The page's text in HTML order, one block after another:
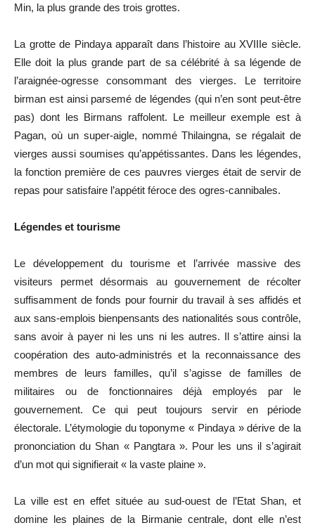
Min, la plus grande des trois grottes.
La grotte de Pindaya apparaît dans l’histoire au XVIIIe siècle.
Elle doit la plus grande part de sa célébrité à sa légende de
l’araignée-ogresse consommant des vierges. Le territoire
birman est ainsi parsemé de légendes (qui n’en sont peut-être
pas) dont les Birmans raffolent. Le meilleur exemple est à
Pagan, où un super-aigle, nommé Thilaingna, se régalait de
vierges aussi soumises qu’appétissantes. Dans les légendes,
la fonction première de ces pauvres vierges était de servir de
repas pour satisfaire l’appétit féroce des ogres-cannibales.
Légendes et tourisme
Le développement du tourisme et l’arrivée massive des
visiteurs permet désormais au gouvernement de récolter
suffisamment de fonds pour fournir du travail à ses affidés et
aux sans-emplois bienpensants des nationalités sous contrôle,
sans avoir à payer ni les uns ni les autres. Il s’attire ainsi la
coopération des auto-administrés et la reconnaissance des
membres de leurs familles, qu’il s’agisse de familles de
militaires ou de fonctionnaires déjà employés par le
gouvernement. Ce qui peut toujours servir en période
électorale. L’étymologie du toponyme « Pindaya » dérive de la
prononciation du Shan « Pangtara ». Pour les uns il s’agirait
d’un mot qui signifierait « la vaste plaine ».
La ville est en effet située au sud-ouest de l’Etat Shan, et
domine les plaines de la Birmanie centrale, dont elle n’est